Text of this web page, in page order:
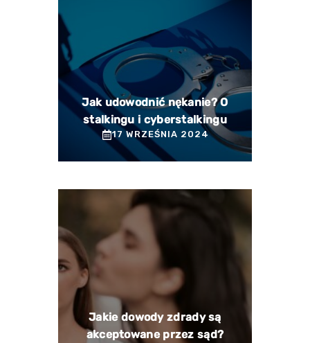
Jak udowodnić nękanie? O
stalkingu i cyberstalkingu
17 WRZEŚNIA 2024
Jakie dowody zdrady są
akceptowane przez sąd?